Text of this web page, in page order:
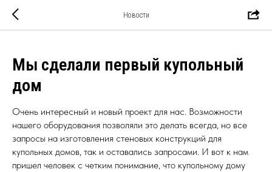
Новости
Мы сделали первый купольный
дом
Очень интересный и новый проект для нас. Возможности
нашего оборудования позволяли это делать всегда, но все
запросы на изготовления стеновых конструкций для
купольных домов, так и оставались запросами. И вот к нам
пришел человек с четким понимание, что купольному дому